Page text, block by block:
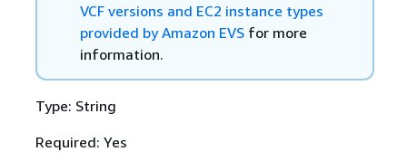
VCF versions and EC2 instance types
provided by Amazon EVSfor more
information.
Type: String
Required: Yes